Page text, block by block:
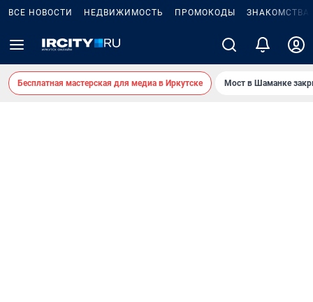
ВСЕ НОВОСТИ НЕДВИЖИМОСТЬ ПРОМОКОДЫ ЗНАКОМСТВА
Бесплатная мастерская для медиа в Иркутске Мост в Шаманке